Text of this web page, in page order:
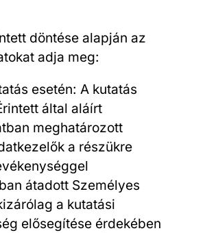
döntése alapján az
adja meg:
esetén: A kutatás
által aláírt
meghatározott
a részükre
átadott Személyes
a kutatási
elősegítése érdekében